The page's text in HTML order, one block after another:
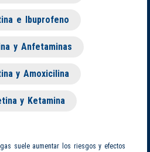
e Ibuprofeno
y Anfetaminas
y Amoxicilina
y Ketamina
suele aumentar los riesgos y efectos